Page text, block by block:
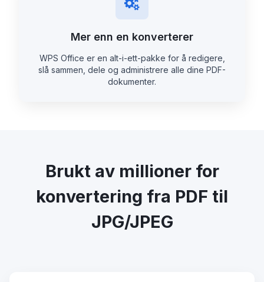
Mer enn en konverterer
WPS Office er en alt-i-ett-pakke for å redigere,
slå sammen, dele og administrere alle dine PDF-
dokumenter.
Brukt av millioner for
konvertering fra PDF til
JPG/JPEG